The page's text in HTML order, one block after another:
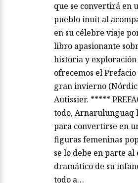
que se convertirá en
pueblo inuit al
en su célebre viaje
libro apasionante
historia y
ofrecemos el
gran invierno
Autissier. *****
todo, Arnarulunguaq
para convertirse en
figuras femeninas
se lo debe en parte al
dramático de su
todo a…